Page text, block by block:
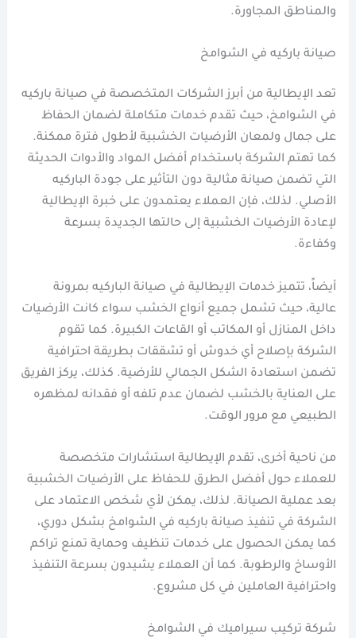
والمناطق المجاورة.
صيانة باركيه في الشوامخ
تعد الإيطالية من أبرز الشركات المتخصصة في صيانة باركيه
في الشوامخ، حيث تقدم خدمات متكاملة لضمان الحفاظ
على جمال ولمعان الأرضيات الخشبية لأطول فترة ممكنة.
كما تهتم الشركة باستخدام أفضل المواد والأدوات الحديثة
التي تضمن صيانة مثالية دون التأثير على جودة الباركيه
الأصلي. لذلك، فإن العملاء يعتمدون على خبرة الإيطالية
لإعادة الأرضيات الخشبية إلى حالتها الجديدة بسرعة
وكفاءة.
أيضاً، تتميز خدمات الإيطالية في صيانة الباركيه بمرونة
عالية، حيث تشمل جميع أنواع الخشب سواء كانت الأرضيات
داخل المنازل أو المكاتب أو القاعات الكبيرة. كما تقوم
الشركة بإصلاح أي خدوش أو تشققات بطريقة احترافية
تضمن استعادة الشكل الجمالي للأرضية. كذلك، يركز الفريق
على العناية بالخشب لضمان عدم تلفه أو فقدانه لمظهره
الطبيعي مع مرور الوقت.
من ناحية أخرى، تقدم الإيطالية استشارات متخصصة
للعملاء حول أفضل الطرق للحفاظ على الأرضيات الخشبية
بعد عملية الصيانة. لذلك، يمكن لأي شخص الاعتماد على
الشركة في تنفيذ صيانة باركيه في الشوامخ بشكل دوري،
كما يمكن الحصول على خدمات تنظيف وحماية تمنع تراكم
الأوساخ والرطوبة. كما أن العملاء يشيدون بسرعة التنفيذ
واحترافية العاملين في كل مشروع.
شركة تركيب سيراميك في الشوامخ